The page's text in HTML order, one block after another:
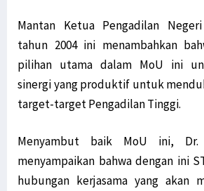
Mantan Ketua Pengadilan
tahun 2004 ini menambahkan
pilihan utama dalam MoU ini
sinergi yang produktif untuk
target-target Pengadilan Tinggi.
Menyambut baik MoU ini, Dr.
menyampaikan bahwa dengan ini
hubungan kerjasama yang akan